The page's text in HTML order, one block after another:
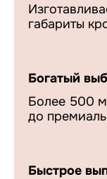
габариты
Богатый
Более 500
до
Быстрое